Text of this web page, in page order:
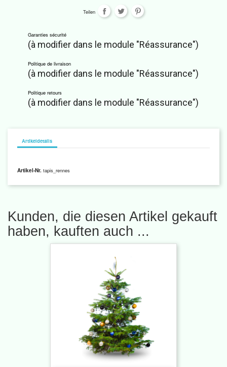
Teilen
Garanties sécurité
(à modifier dans le module "Réassurance")
Politique de livraison
(à modifier dans le module "Réassurance")
Politique retours
(à modifier dans le module "Réassurance")
Artikeldetails
Artikel-Nr. tapis_rennes
Kunden, die diesen Artikel gekauft
haben, kauften auch ...